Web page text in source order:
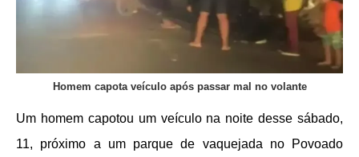
Homem capota veículo após passar mal no volante
Um homem capotou um veículo na noite desse sábado,
11, próximo a um parque de vaquejada no Povoado